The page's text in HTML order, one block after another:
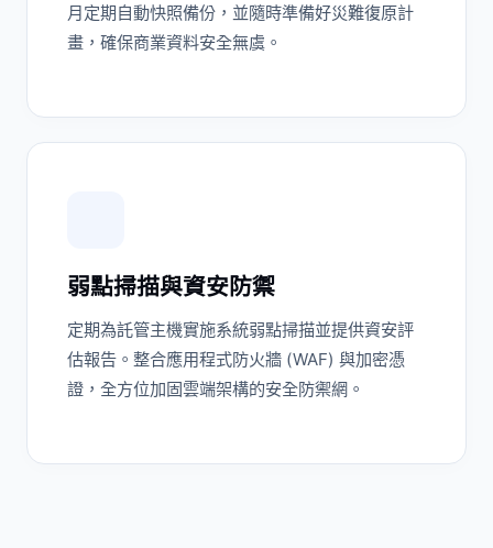
月定期自動快照備份，並隨時準備好災難復原計
畫，確保商業資料安全無虞。
弱點掃描與資安防禦
定期為託管主機實施系統弱點掃描並提供資安評
估報告。整合應用程式防火牆 (WAF) 與加密憑
證，全方位加固雲端架構的安全防禦網。